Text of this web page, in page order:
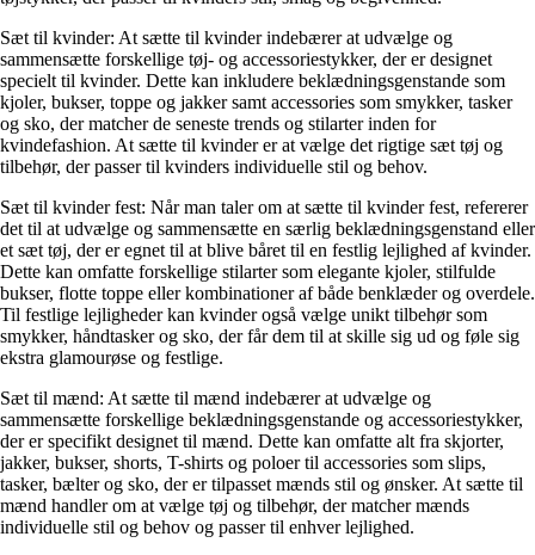
Sæt til kvinder: At sætte til kvinder indebærer at udvælge og
sammensætte forskellige tøj- og accessoriestykker, der er designet
specielt til kvinder. Dette kan inkludere beklædningsgenstande som
kjoler, bukser, toppe og jakker samt accessories som smykker, tasker
og sko, der matcher de seneste trends og stilarter inden for
kvindefashion. At sætte til kvinder er at vælge det rigtige sæt tøj og
tilbehør, der passer til kvinders individuelle stil og behov.
Sæt til kvinder fest: Når man taler om at sætte til kvinder fest, refererer
det til at udvælge og sammensætte en særlig beklædningsgenstand eller
et sæt tøj, der er egnet til at blive båret til en festlig lejlighed af kvinder.
Dette kan omfatte forskellige stilarter som elegante kjoler, stilfulde
bukser, flotte toppe eller kombinationer af både benklæder og overdele.
Til festlige lejligheder kan kvinder også vælge unikt tilbehør som
smykker, håndtasker og sko, der får dem til at skille sig ud og føle sig
ekstra glamourøse og festlige.
Sæt til mænd: At sætte til mænd indebærer at udvælge og
sammensætte forskellige beklædningsgenstande og accessoriestykker,
der er specifikt designet til mænd. Dette kan omfatte alt fra skjorter,
jakker, bukser, shorts, T-shirts og poloer til accessories som slips,
tasker, bælter og sko, der er tilpasset mænds stil og ønsker. At sætte til
mænd handler om at vælge tøj og tilbehør, der matcher mænds
individuelle stil og behov og passer til enhver lejlighed.